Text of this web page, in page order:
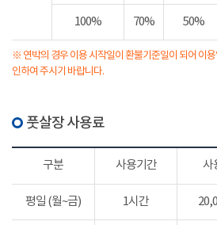
100% 70% 50%
※ 연박의 경우 이용 시작일이 환불기준일이 되어 이
인하여 주시기 바랍니다.
풋살장 사용료
구분 사용기간 사
평일 (월~금) 1시간